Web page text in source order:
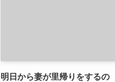
明日から妻が里帰りをするの